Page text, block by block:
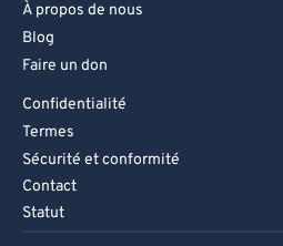
À propos de nous
Blog
Faire un don
Confidentialité
Termes
Sécurité et conformité
Contact
Statut